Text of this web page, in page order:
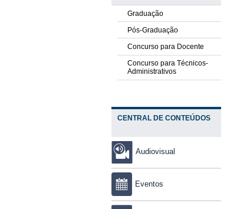
Graduação
Pós-Graduação
Concurso para Docente
Concurso para Técnicos-
Administrativos
CENTRAL DE CONTEÚDOS
Audiovisual
Eventos